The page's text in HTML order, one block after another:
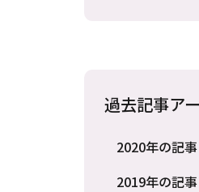
過去記事ア
2020年の記事
2019年の記事